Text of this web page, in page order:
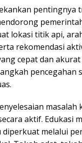
pentingnya
lokasi titik api,
rekomendasi
cepat dan
pencegahan
aktif. Edukasi
melalui